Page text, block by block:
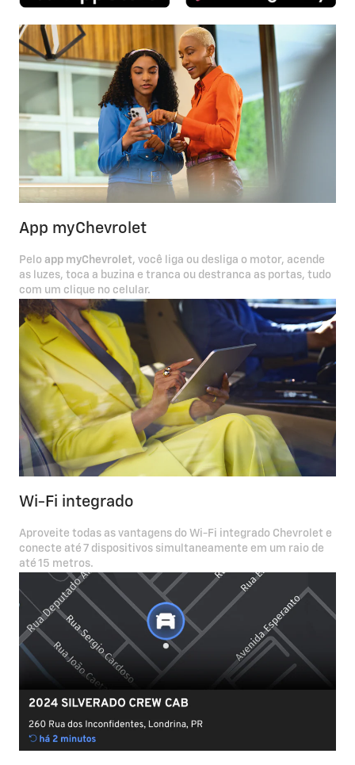
App myChevrolet
Pelo app myChevrolet, você liga ou desliga o motor, acende
as luzes, toca a buzina e tranca ou destranca as portas, tudo
com um clique no celular.
Wi-Fi integrado
Aproveite todas as vantagens do Wi-Fi integrado Chevrolet e
conecte até 7 dispositivos simultaneamente em um raio de
até 15 metros.